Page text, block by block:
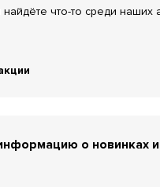
что-то среди наших
о новинках